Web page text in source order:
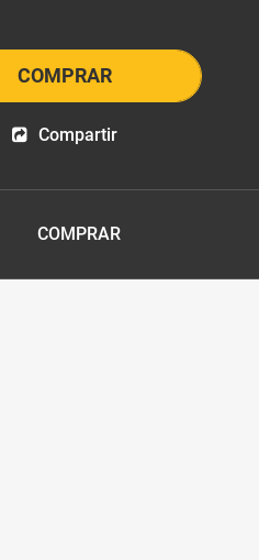
COMPRAR
Compartir
COMPRAR